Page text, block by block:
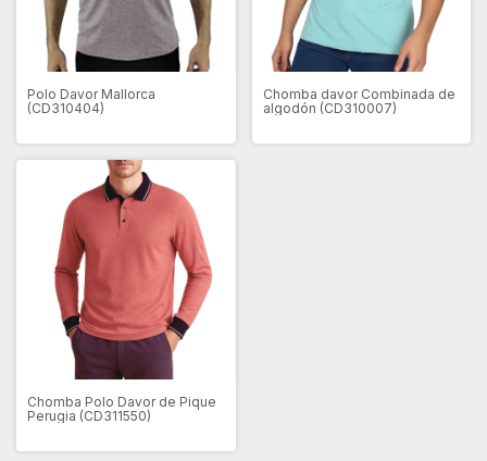
Polo Davor Mallorca
(CD310404)
Chomba davor Combinada de
algodón (CD310007)
Chomba Polo Davor de Pique
Perugia (CD311550)